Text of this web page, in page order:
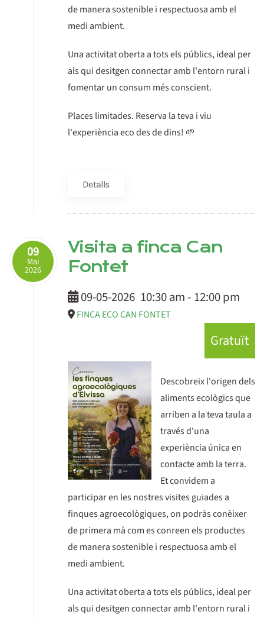
de manera sostenible i respectuosa amb el
medi ambient.
Una activitat oberta a tots els públics, ideal per
als qui desitgen connectar amb l'entorn rural i
fomentar un consum més conscient.
Places limitades. Reserva la teva i viu
l'experiència eco des de dins! 🌱
Detalls
09
Mai
2026
Visita a finca Can
Fontet
09-05-2026 10:30 am- 12:00 pm
FINCA ECO CAN FONTET
Gratuït
Descobreix l'origen dels
aliments ecològics que
arriben a la teva taula a
través d'una
experiència única en
contacte amb la terra.
Et convidem a
participar en les nostres visites guiades a
finques agroecològiques, on podràs conèixer
de primera mà com es conreen els productes
de manera sostenible i respectuosa amb el
medi ambient.
Una activitat oberta a tots els públics, ideal per
als qui desitgen connectar amb l'entorn rural i